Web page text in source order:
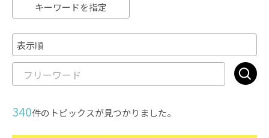
キーワードを指定
340件のトピックスが見つかりました。